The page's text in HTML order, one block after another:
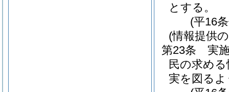
とする。
(平16
(情報提供
第23条
実
民の求め
実を図る